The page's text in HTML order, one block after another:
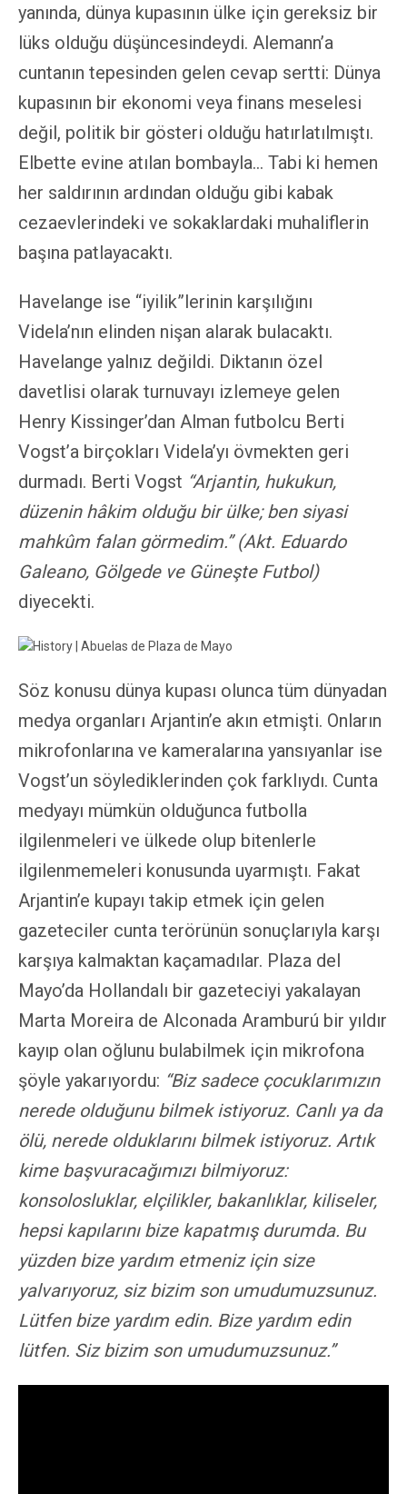
yanında, dünya kupasının ülke için gereksiz bir
lüks olduğu düşüncesindeydi. Alemann’a
cuntanın tepesinden gelen cevap sertti: Dünya
kupasının bir ekonomi veya finans meselesi
değil, politik bir gösteri olduğu hatırlatılmıştı.
Elbette evine atılan bombayla… Tabi ki hemen
her saldırının ardından olduğu gibi kabak
cezaevlerindeki ve sokaklardaki muhaliflerin
başına patlayacaktı.
Havelange ise “iyilik”lerinin karşılığını
Videla’nın elinden nişan alarak bulacaktı.
Havelange yalnız değildi. Diktanın özel
davetlisi olarak turnuvayı izlemeye gelen
Henry Kissinger’dan Alman futbolcu Berti
Vogst’a birçokları Videla’yı övmekten geri
durmadı. Berti Vogst “Arjantin, hukukun,
düzenin hâkim olduğu bir ülke; ben siyasi
mahkûm falan görmedim.” (Akt. Eduardo
Galeano, Gölgede ve Güneşte Futbol)
diyecekti.
Söz konusu dünya kupası olunca tüm dünyadan
medya organları Arjantin’e akın etmişti. Onların
mikrofonlarına ve kameralarına yansıyanlar ise
Vogst’un söylediklerinden çok farklıydı. Cunta
medyayı mümkün olduğunca futbolla
ilgilenmeleri ve ülkede olup bitenlerle
ilgilenmemeleri konusunda uyarmıştı. Fakat
Arjantin’e kupayı takip etmek için gelen
gazeteciler cunta terörünün sonuçlarıyla karşı
karşıya kalmaktan kaçamadılar. Plaza del
Mayo’da Hollandalı bir gazeteciyi yakalayan
Marta Moreira de Alconada Aramburú bir yıldır
kayıp olan oğlunu bulabilmek için mikrofona
şöyle yakarıyordu: “Biz sadece çocuklarımızın
nerede olduğunu bilmek istiyoruz. Canlı ya da
ölü, nerede olduklarını bilmek istiyoruz. Artık
kime başvuracağımızı bilmiyoruz:
konsolosluklar, elçilikler, bakanlıklar, kiliseler,
hepsi kapılarını bize kapatmış durumda. Bu
yüzden bize yardım etmeniz için size
yalvarıyoruz, siz bizim son umudumuzsunuz.
Lütfen bize yardım edin. Bize yardım edin
lütfen. Siz bizim son umudumuzsunuz.”